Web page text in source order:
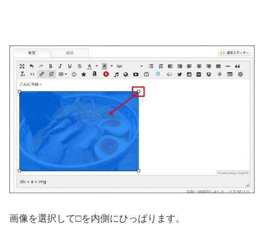
画像を選択して□を内側にひっぱります。